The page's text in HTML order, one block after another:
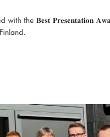
the 𝐁𝐞𝐬𝐭 𝐏𝐫𝐞𝐬𝐞𝐧𝐭𝐚𝐭𝐢𝐨𝐧